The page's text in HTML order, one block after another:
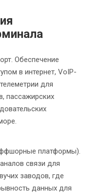
Обеспечение
в интернет, VoIP-
для
пассажирских
платформы).
связи для
заводов, где
данных для